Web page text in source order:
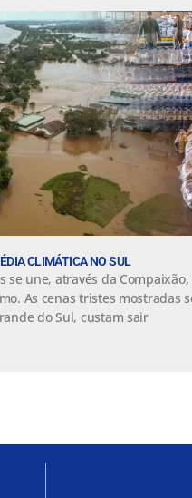
CLIMÁTICA NO SUL
se une, através da
As cenas tristes mostradas
do Sul, custam sair